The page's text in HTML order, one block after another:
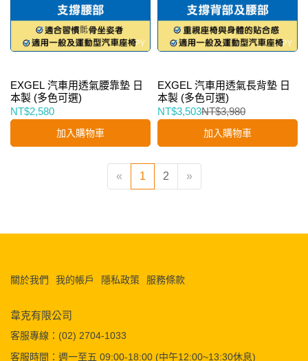
EXGEL 汽車用透氣腰靠墊 日
本製 (多色可選)
NT$2,580
加入購物車
EXGEL 汽車用透氣長背墊 日
本製 (多色可選)
NT$3,503NT$3,980
加入購物車
« 1 2 »
關於我們 我的帳戶 隱私政策 服務條款
韋克有限公司
客服專線：(02) 2704-1033
客服時間：週一至五 09:00-18:00 (中午12:00~13:30休息)